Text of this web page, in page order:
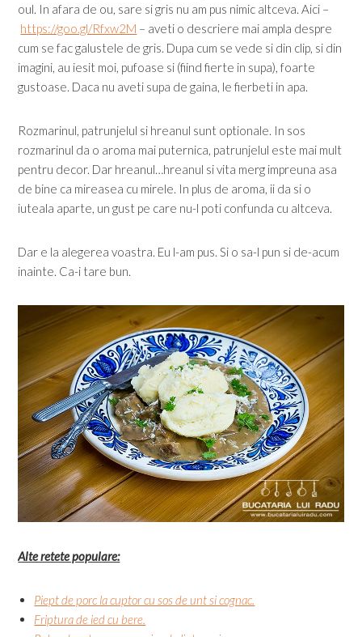
oul. In afara de ou, sare si gris nu am pus nimic altceva. Aici –
https://goo.gl/Rfxw2M – aveti o descriere mai ampla despre
cum se fac galustele de gris. Dupa cum se vede si din clip, si din
imagini, au iesit moi, pufoase si (fiind fierte in supa), foarte
gustoase. Daca nu aveti supa de gaina, le fierbeti in apa.
Rozmarinul, patrunjelul si hreanul sunt optionale. In sos
rozmarinul da o aroma mai puternica, patrunjelul este mai mult
pentru decor. Dar hreanul…hreanul si vita merg impreuna asa
de bine ca mireasea cu mirele. In plus de aroma, ii da si o
iuteala aparte, un gust pe care nu-l poti confunda cu altceva.
Dar e la alegerea voastra. Eu l-am pus. Si o sa-l pun si de-acum
inainte. Ca-i tare bun.
Alte retete populare:
Piept de porc la cuptor cu sos de unt si cognac.
Friptura de ied cu bere.